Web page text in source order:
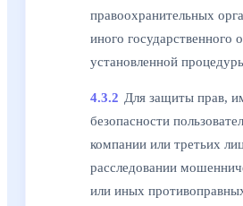
правоохранительных
иного государственного
установленной
4.3.2 Для защиты прав,
безопасности
компании или третьих
расследовании
или иных